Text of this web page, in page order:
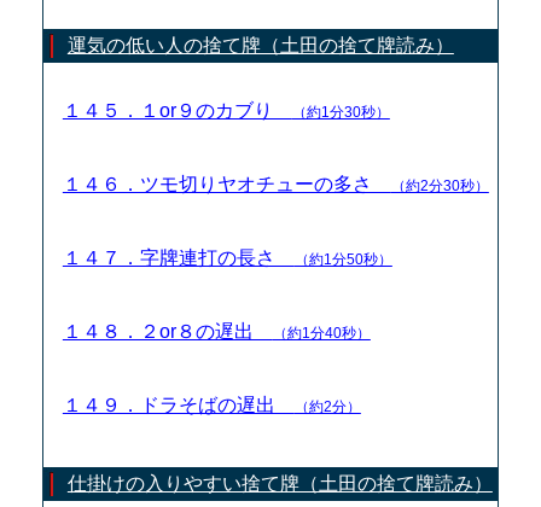
運気の低い人の捨て牌（土田の捨て牌読み）
１４５．１or９のカブり （約1分30秒）
１４６．ツモ切りヤオチューの多さ （約2分30秒）
１４７．字牌連打の長さ （約1分50秒）
１４８．２or８の遅出 （約1分40秒）
１４９．ドラそばの遅出 （約2分）
仕掛けの入りやすい捨て牌（土田の捨て牌読み）